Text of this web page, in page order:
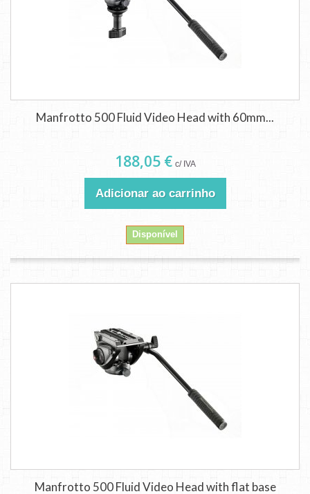
Manfrotto 500 Fluid Video Head with 60mm...
188,05 € c/ IVA
Adicionar ao carrinho
Disponível
Manfrotto 500 Fluid Video Head with flat base